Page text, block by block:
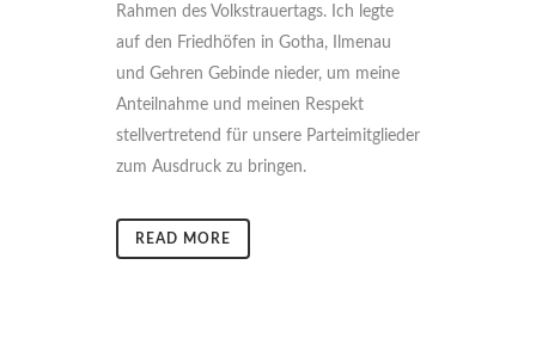
Rahmen des Volkstrauertags. Ich legte
auf den Friedhöfen in Gotha, Ilmenau
und Gehren Gebinde nieder, um meine
Anteilnahme und meinen Respekt
stellvertretend für unsere Parteimitglieder
zum Ausdruck zu bringen.
READ MORE